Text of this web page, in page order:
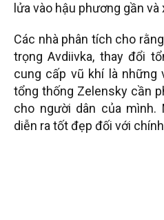
lửa vào hậu phương gần
Các nhà phân tích cho
trọng Avdiivka, thay đổi
cung cấp vũ khí là những
tổng thống Zelensky cần
cho người dân của mình.
diễn ra tốt đẹp đối với